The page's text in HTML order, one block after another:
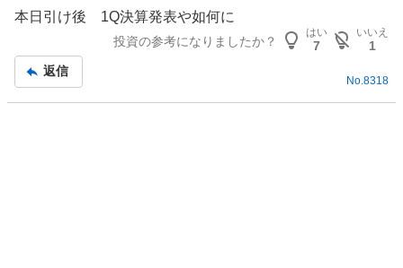
本日引け後 1Q決算発表や如何に
投資の参考になりましたか？
はい
7
いいえ
1
返信
No. 8318